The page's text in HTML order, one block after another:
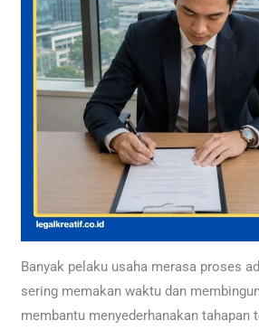
Banyak pelaku usaha merasa proses
sering memakan waktu dan
membantu menyederhanakan tahapan